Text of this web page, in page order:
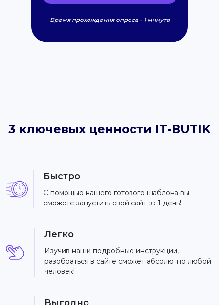
Время прохождения опроса - 1 минута
3 ключевых ценности IT-BUTIK
Быстро
С помощью нашего готового шаблона вы
сможете запустить свой сайт за 1 день!
Легко
Изучив наши подробные инструкции,
разобраться в сайте сможет абсолютно любой
человек!
Выгодно